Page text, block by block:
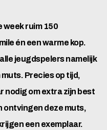
week ruim 150
én een warme kop.
jeugdspelers namelijk
Precies op tijd,
nodig om extra zijn best
ontvingen deze muts,
een exemplaar.